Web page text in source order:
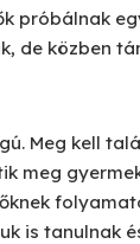
próbálnak
de közben
Meg kell
meg
is tanulnak